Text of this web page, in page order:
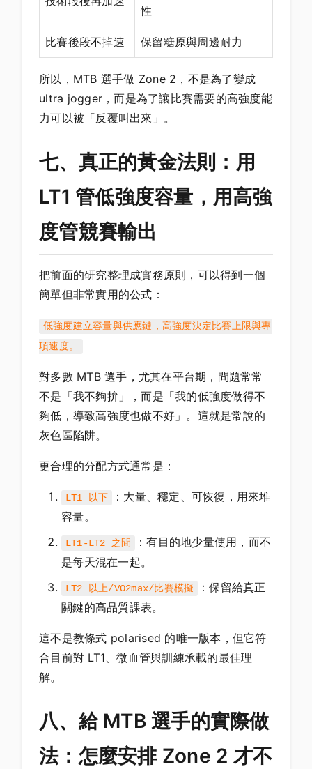
性
比賽後段不掉速 保留糖原與周邊耐力
所以，MTB 選手做 Zone 2，不是為了變成
ultra jogger，而是為了讓比賽需要的高強度能
力可以被「反覆叫出來」。
七、真正的黃金法則：用
LT1 管低強度容量，用高強
度管競賽輸出
把前面的研究整理成實務原則，可以得到一個
簡單但非常實用的公式：
低強度建立容量與供應鏈，高強度決定比賽上限與專
項速度。
對多數 MTB 選手，尤其在平台期，問題常常
不是「我不夠拚」，而是「我的低強度做得不
夠低，導致高強度也做不好」。這就是常說的
灰色區陷阱。
更合理的分配方式通常是：
LT1 以下
：大量、穩定、可恢復，用來堆
容量。
LT1-LT2 之間
：有目的地少量使用，而不
是每天混在一起。
LT2 以上/VO2max/比賽模擬
：保留給真正
關鍵的高品質課表。
這不是教條式 polarised 的唯一版本，但它符
合目前對 LT1、微血管與訓練承載的最佳理
解。
八、給 MTB 選手的實際做
法：怎麼安排 Zone 2 才不